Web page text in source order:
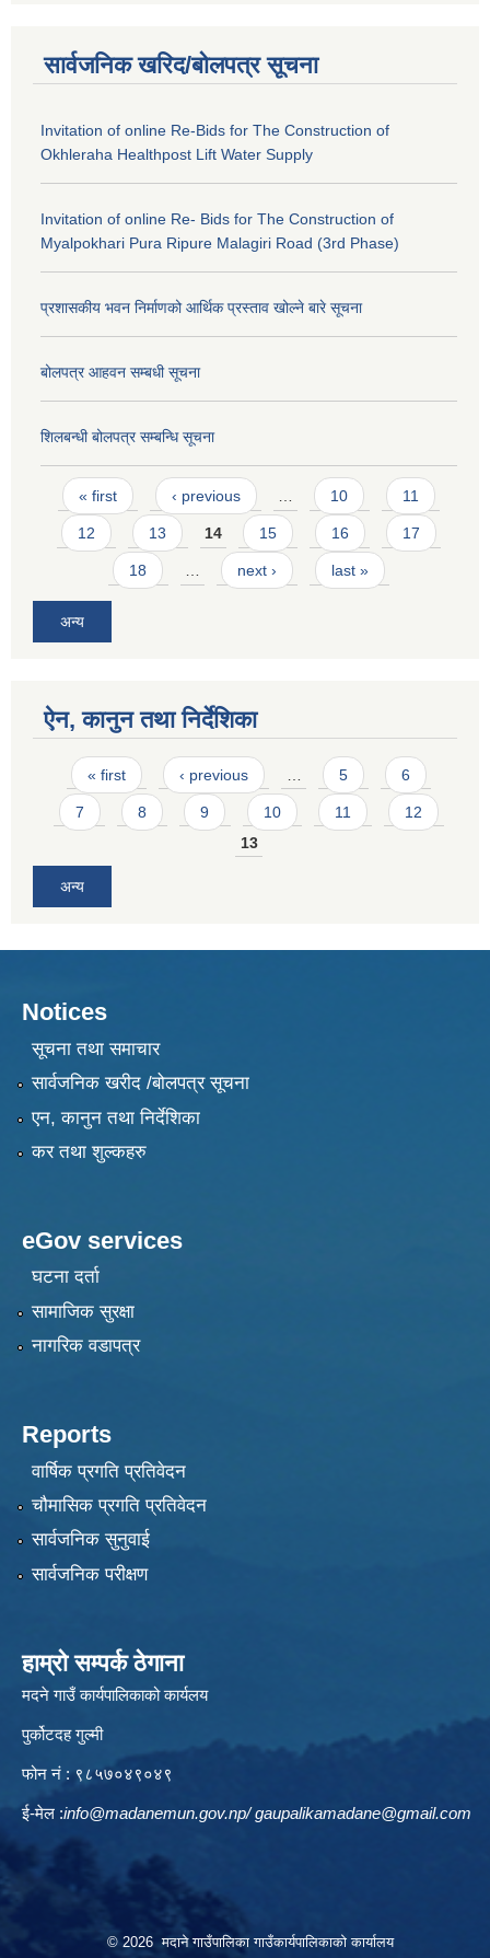
सार्वजनिक खरिद/बोलपत्र सूचना
Invitation of online Re-Bids for The Construction of
Okhleraha Healthpost Lift Water Supply
Invitation of online Re- Bids for The Construction of
Myalpokhari Pura Ripure Malagiri Road (3rd Phase)
प्रशासकीय भवन निर्माणको आर्थिक प्रस्ताव खोल्ने बारे सूचना
बोलपत्र आहवन सम्बधी सूचना
शिलबन्धी बोलपत्र सम्बन्धि सूचना
Pages
« first ‹ previous … 10 11
12 13 14 15 16 17
18 … next › last »
अन्य
ऐन, कानुन तथा निर्देशिका
Pages
« first ‹ previous 5 6
7 8 9 10 11
12
13
अन्य
Notices
सूचना तथा समाचार
सार्वजनिक खरीद /बोलपत्र सूचना
एन, कानुन तथा निर्देशिका
कर तथा शुल्कहरु
eGov services
घटना दर्ता
सामाजिक सुरक्षा
नागरिक वडापत्र
Reports
वार्षिक प्रगति प्रतिवेदन
चौमासिक प्रगति प्रतिवेदन
सार्वजनिक सुनुवाई
सार्वजनिक परीक्षण
हाम्रो सम्पर्क ठेगाना
मदने गाउँ कार्यपालिकाको कार्यलय
पुर्कोटदह गुल्मी
फोन नं : ९८५७०४९०४९
ई-मेल :info@madanemun.gov.np/gaupalikamadane@gmail.com
© 2026 मदाने गाउँपालिका गाउँकार्यपालिकाको कार्यालय